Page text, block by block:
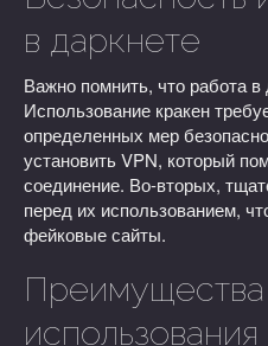
в даркнете
Важно помнить, что работа
Использование кракен
определенных мер
установить VPN, который
соединение. Во-вторых,
перед их использованием,
фейковые сайты.
Преимущества